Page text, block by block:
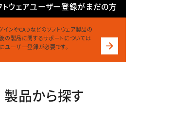
トウェアユーザー登録がまだの方
インやCADなどのソフトウェア製品の
の製品に関するサポートについては
ユーザー登録が必要です。
製品から探す